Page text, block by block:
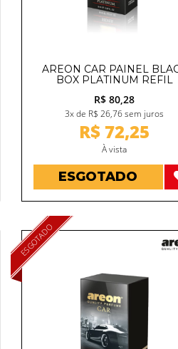
AREON CAR PAINEL
BOX PLATINUM REFIL
R$ 80,28
3x de R$ 26,76 sem juros
R$ 72,25
À vista
ESGOTADO
ESGOTADO